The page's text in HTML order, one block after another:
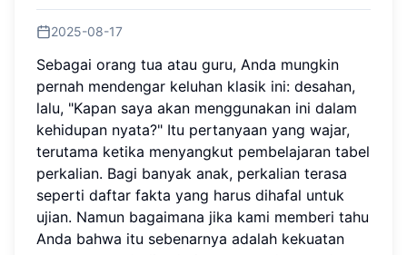
2025-08-17
Sebagai orang tua atau guru, Anda mungkin
pernah mendengar keluhan klasik ini: desahan,
lalu, "Kapan saya akan menggunakan ini dalam
kehidupan nyata?" Itu pertanyaan yang wajar,
terutama ketika menyangkut pembelajaran tabel
perkalian. Bagi banyak anak, perkalian terasa
seperti daftar fakta yang harus dihafal untuk
ujian. Namun bagaimana jika kami memberi tahu
Anda bahwa itu sebenarnya adalah kekuatan